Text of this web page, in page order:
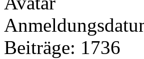
Beiträge: 1736